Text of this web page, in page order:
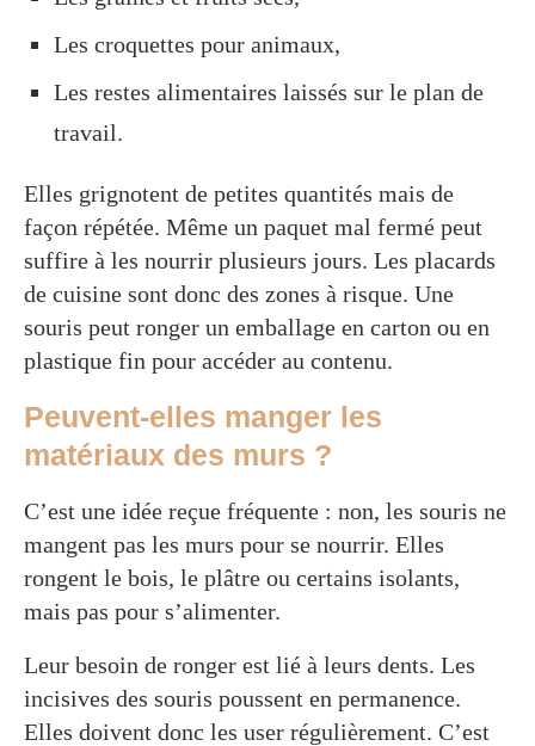
Les croquettes pour animaux,
Les restes alimentaires laissés sur le plan de
travail.
Elles grignotent de petites quantités mais de
façon répétée. Même un paquet mal fermé peut
suffire à les nourrir plusieurs jours. Les placards
de cuisine sont donc des zones à risque. Une
souris peut ronger un emballage en carton ou en
plastique fin pour accéder au contenu.
Peuvent-elles manger les
matériaux des murs ?
C’est une idée reçue fréquente : non, les souris ne
mangent pas les murs pour se nourrir. Elles
rongent le bois, le plâtre ou certains isolants,
mais pas pour s’alimenter.
Leur besoin de ronger est lié à leurs dents. Les
incisives des souris poussent en permanence.
Elles doivent donc les user régulièrement. C’est